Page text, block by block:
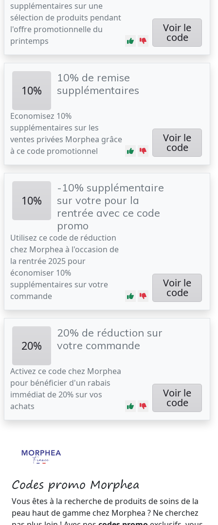
Codes promo Morphea
Vous êtes à la recherche de produits de soins de la
peau haut de gamme chez Morphea ? Ne cherchez
supplémentaires sur une
sélection de produits pendant
l'offre promotionnelle du
printemps
Voir le
code
10%
10% de remise
supplémentaires
Economisez 10%
supplémentaires sur les
ventes privées Morphea grâce
à ce code promotionnel
Voir le
code
10%
-10% supplémentaire
sur votre pour la
rentrée avec ce code
promo
Utilisez ce code de réduction
chez Morphea à l'occasion de
la rentrée 2025 pour
économiser 10%
supplémentaires sur votre
commande
Voir le
code
20%
20% de réduction sur
votre commande
Activez ce code chez Morphea
pour bénéficier d'un rabais
immédiat de 20% sur vos
achats
Voir le
code